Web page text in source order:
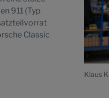
911 (Typ
Classic
Klaus